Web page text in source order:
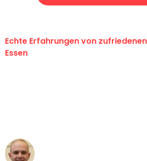
Echte Erfahrungen von
Essen